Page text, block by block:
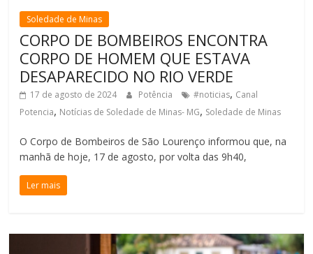
Soledade de Minas
CORPO DE BOMBEIROS ENCONTRA
CORPO DE HOMEM QUE ESTAVA
DESAPARECIDO NO RIO VERDE
17 de agosto de 2024 Potência #noticias, Canal
Potencia, Notícias de Soledade de Minas- MG, Soledade de Minas
O Corpo de Bombeiros de São Lourenço informou que, na
manhã de hoje, 17 de agosto, por volta das 9h40,
Ler mais